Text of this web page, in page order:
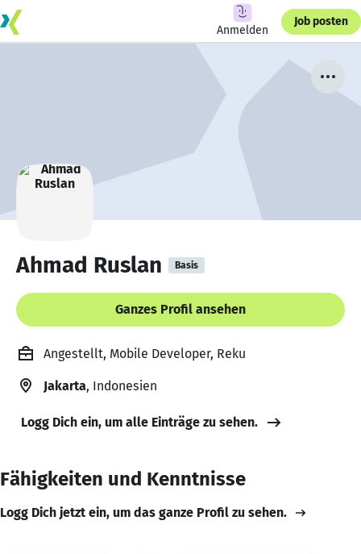
Anmelden
Job posten
Ahmad Ruslan Basis
Ganzes Profil ansehen
Angestellt, Mobile Developer, Reku
Jakarta, Indonesien
Logg Dich ein, um alle Einträge zu sehen.
Fähigkeiten und Kenntnisse
Logg Dich jetzt ein, um das ganze Profil zu sehen.